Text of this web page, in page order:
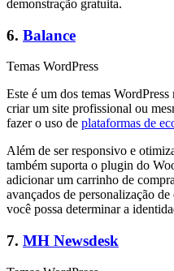
demonstração gratuita.
6. Balance
Temas WordPress
Este é um dos temas
criar um site profissional ou
fazer o uso de plataformas de
Além de ser responsivo e
também suporta o plugin do
adicionar um carrinho de
avançados de personalização
você possa determinar a
7. MH Newsdesk